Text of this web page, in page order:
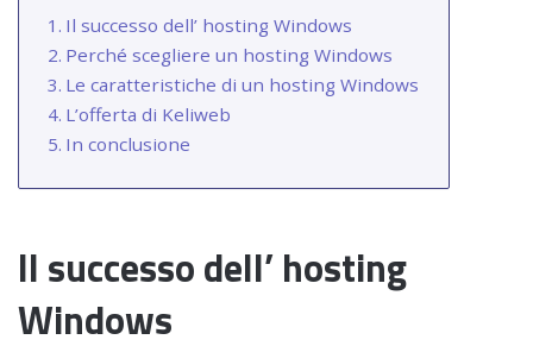
Il successo dell’ hosting Windows
Perché scegliere un hosting Windows
Le caratteristiche di un hosting Windows
L’offerta di Keliweb
In conclusione
Il successo dell’ hosting
Windows